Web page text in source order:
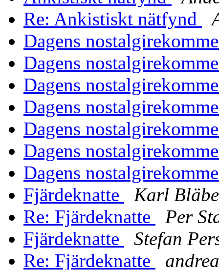
Re: Ankistiskt nätfynd
Dagens
Dagens
Dagens
Dagens
Dagens
Dagens
Dagens
Fjärdeknatte
Karl
Re: Fjärdeknatte
Per
Fjärdeknatte
Stefan
Re: Fjärdeknatte